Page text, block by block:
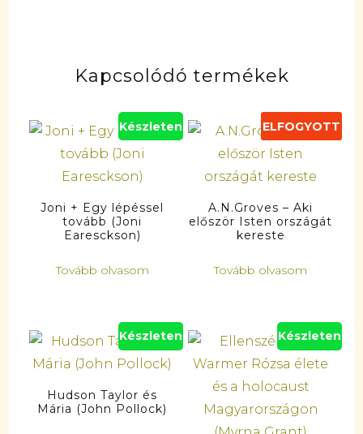
Kapcsolódó termékek
Készleten
Joni + Egy lépéssel
tovább (Joni
Earesckson)
Tovább olvasom
ELFOGYOTT
A.N.Groves – Aki
először Isten országát
kereste
Tovább olvasom
Készleten
Hudson Taylor és
Mária (John Pollock)
Készleten